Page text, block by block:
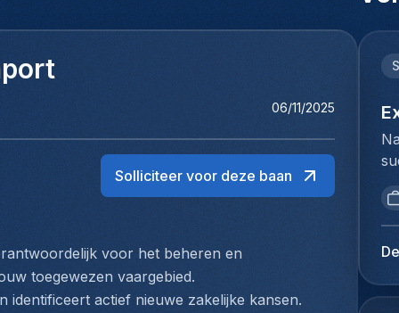
06/11/2025
Solliciteer voor deze baan
voor het beheren en
toegewezen vaargebied.
identificeert actief nieuwe zakelijke kansen.